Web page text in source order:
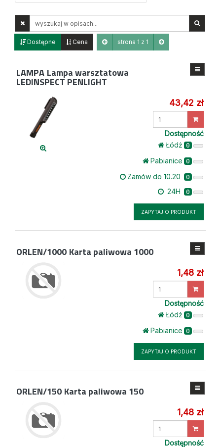
opisach
Dostępne Cena strona 1 z 1
LAMPA Lampa warsztatowa
LEDINSPECT PENLIGHT
43,42 zł
Dostępność
Łódż 0
Pabianice 0
Zamów do 10.20 0
24H 0
ZAPYTAJ O PRODUKT
ORLEN/1000 Karta paliwowa 1000
1,48 zł
Dostępność
Łódż 0
Pabianice 0
ZAPYTAJ O PRODUKT
ORLEN/150 Karta paliwowa 150
1,48 zł
Dostępność